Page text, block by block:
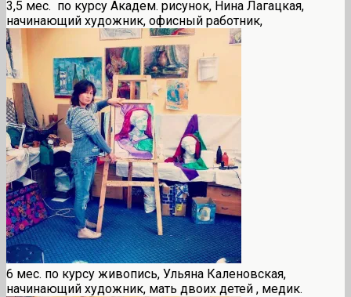
3,5 мес. по курсу Академ. рисунок, Нина Лагацкая,
начинающий художник, офисный работник,
6 мес. по курсу живопись, Ульяна Каленовская,
начинающий художник, мать двоих детей , медик.